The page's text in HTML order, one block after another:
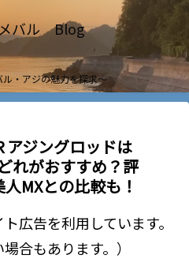
バル Blog
・アジの魅力を探求～
アジングロッドは
れがおすすめ？評
MXとの比較も！
広告を利用しています。
合もあります。）